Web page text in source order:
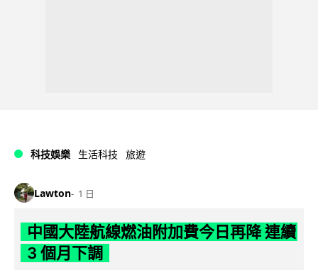
科技娛樂 生活科技 旅遊
Lawton 1 日
中國大陸航線燃油附加費今日再降 連續
3 個月下調